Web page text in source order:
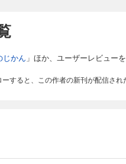
じかん 」ほか、ユーザーレビュー
ーすると、この作者の新刊が配信され